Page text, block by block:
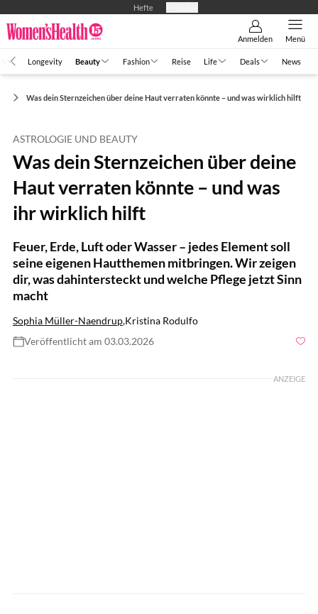
Hefte
Anmelden Menü
Longevity Beauty Fashion Reise Life Deals News
Was dein Sternzeichen über deine Haut verraten könnte – und was wirklich hilft
ASTROLOGIE UND BEAUTY
Was dein Sternzeichen über deine
Haut verraten könnte – und was
ihr wirklich hilft
Feuer, Erde, Luft oder Wasser – jedes Element soll
seine eigenen Hautthemen mitbringen. Wir zeigen
dir, was dahintersteckt und welche Pflege jetzt Sinn
macht
Sophia Müller-Naendrup,Kristina Rodulfo
Veröffentlicht am 03.03.2026
ANZEIGE